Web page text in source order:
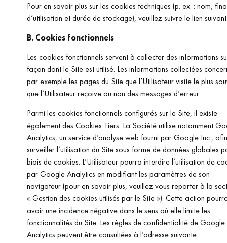
Pour en savoir plus sur les cookies techniques (p. ex. : nom,
d’utilisation et durée de stockage), veuillez suivre le lien
B. Cookies fonctionnels
Les cookies fonctionnels servent à collecter des informations
façon dont le Site est utilisé. Les informations collectées
par exemple les pages du Site que l’Utilisateur visite le plus
que l’Utilisateur reçoive ou non des messages d’erreur.
Parmi les cookies fonctionnels configurés sur le Site, il existe
également des Cookies Tiers. La Société utilise notamment
Analytics, un service d’analyse web fourni par Google Inc.,
surveiller l’utilisation du Site sous forme de données globales
biais de cookies. L’Utilisateur pourra interdire l’utilisation de
par Google Analytics en modifiant les paramètres de son
navigateur (pour en savoir plus, veuillez vous reporter à la
« Gestion des cookies utilisés par le Site »). Cette action
avoir une incidence négative dans le sens où elle limite les
fonctionnalités du Site. Les règles de confidentialité de Google
Analytics peuvent être consultées à l’adresse suivante :